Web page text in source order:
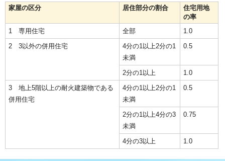
家屋の区分 居住部分の割合
住宅用地
の率
1 専用住宅
全部
1.0
2 3以外の併用住宅
4分の1以上2分の1
未満
0.5
2分の1以上
1.0
3 地上5階以上の耐火建築物である
併用住宅
4分の1以上2分の1
未満
0.5
2分の1以上4分の3
未満
0.75
4分の3以上 1.0